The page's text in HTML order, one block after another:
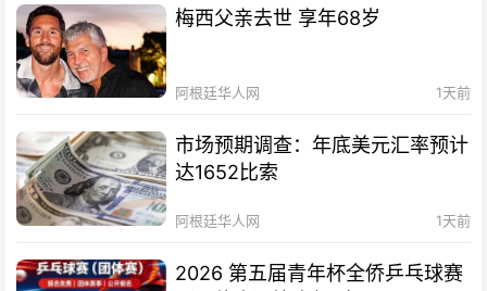
梅西父亲去世 享年68岁
阿根廷华人网 1天前
市场预期调查：年底美元汇率预计
达1652比索
阿根廷华人网 1天前
2026 第五届青年杯全侨乒乓球赛